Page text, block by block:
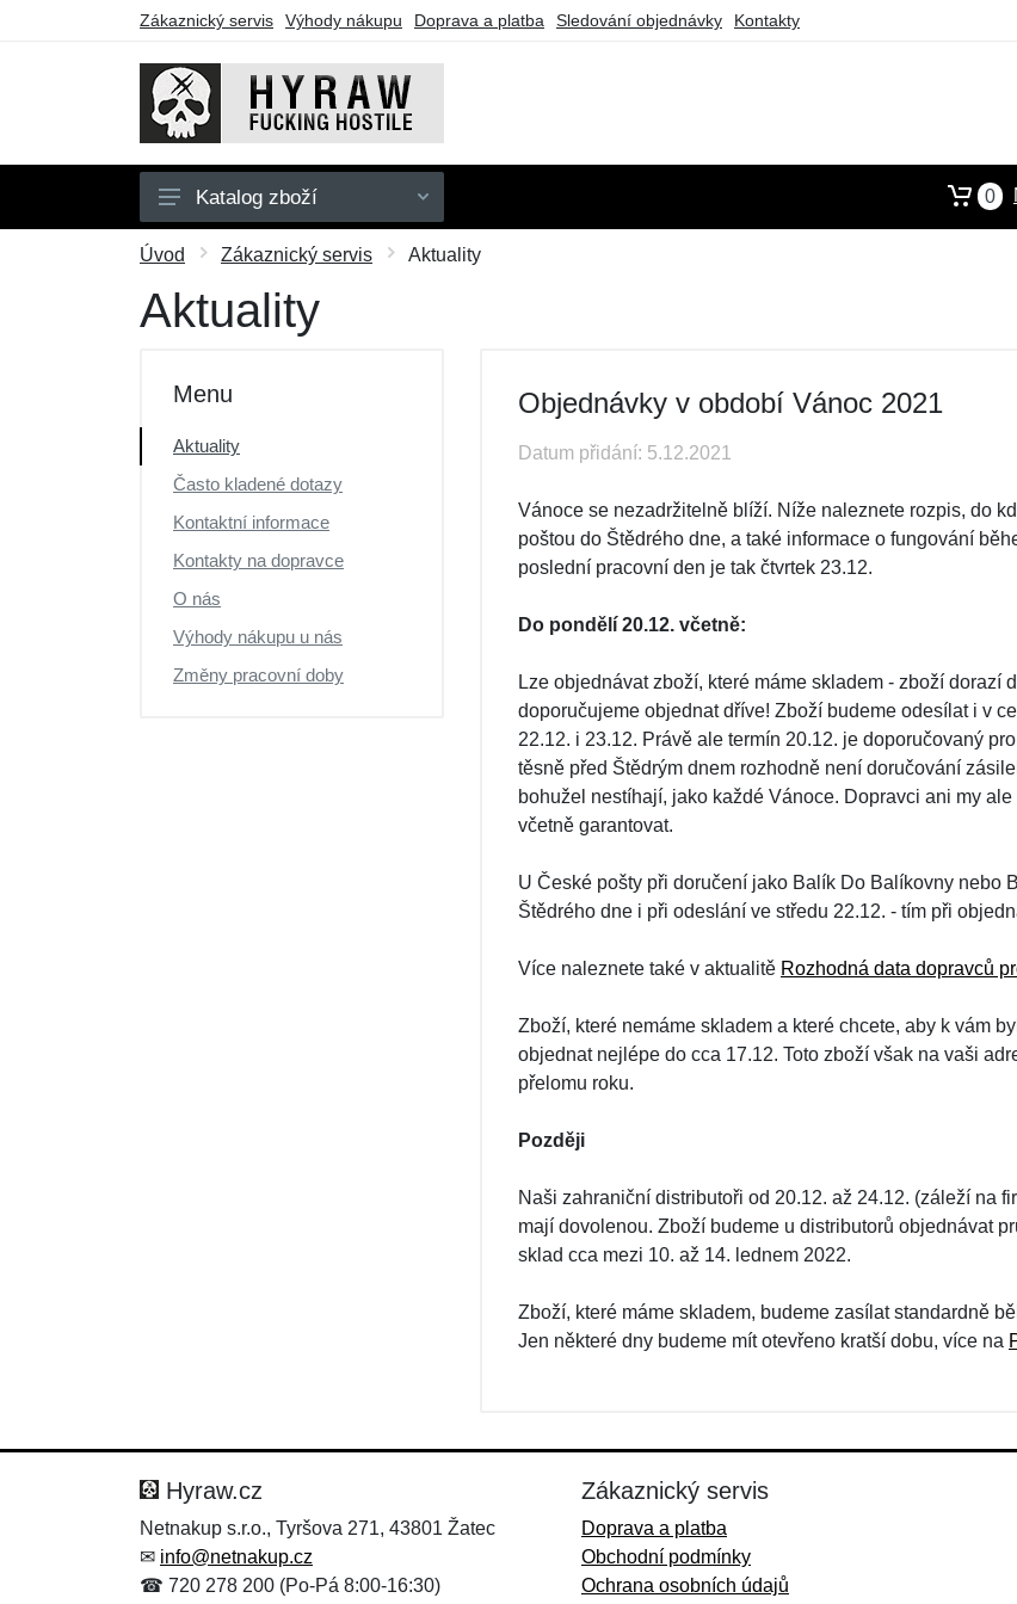
Zákaznický servis Výhody nákupu Doprava a platba Sledování objednávky Kontakty
Pánské
Dámské
Katalog zboží 0
Úvod Zákaznický servis Aktuality
Aktuality
Menu
Aktuality
Často kladené dotazy
Kontaktní informace
Kontakty na dopravce
O nás
Výhody nákupu u nás
Změny pracovní doby
Objednávky v období Vánoc 2021
Datum přidání: 5.12.2021
Vánoce se nezadržitelně blíží. Níže naleznete rozpis, do
poštou do Štědrého dne, a také informace o fungování
poslední pracovní den je tak čtvrtek 23.12.
Do pondělí 20.12. včetně:
Lze objednávat zboží, které máme skladem - zboží dorazí
doporučujeme objednat dříve! Zboží budeme odesílat i v
22.12. i 23.12. Právě ale termín 20.12. je doporučovaný
těsně před Štědrým dnem rozhodně není doručování
bohužel nestíhají, jako každé Vánoce. Dopravci ani my
včetně garantovat.
U České pošty při doručení jako Balík Do Balíkovny nebo
Štědrého dne i při odeslání ve středu 22.12. - tím při
Více naleznete také v aktualitě Rozhodná data dopravců
Zboží, které nemáme skladem a které chcete, aby k vám
objednat nejlépe do cca 17.12. Toto zboží však na vaši
přelomu roku.
Později
Naši zahraniční distributoři od 20.12. až 24.12. (záleží na
mají dovolenou. Zboží budeme u distributorů objednávat
sklad cca mezi 10. až 14. lednem 2022.
Zboží, které máme skladem, budeme zasílat standardně
Jen některé dny budeme mít otevřeno kratší dobu, více na
Hyraw.cz
Netnakup s.r.o., Tyršova 271, 43801 Žatec
✉ info@netnakup.cz
☎ 720 278 200 (Po-Pá 8:00-16:30)
Zákaznický servis
Doprava a platba
Obchodní podmínky
Ochrana osobních údajů